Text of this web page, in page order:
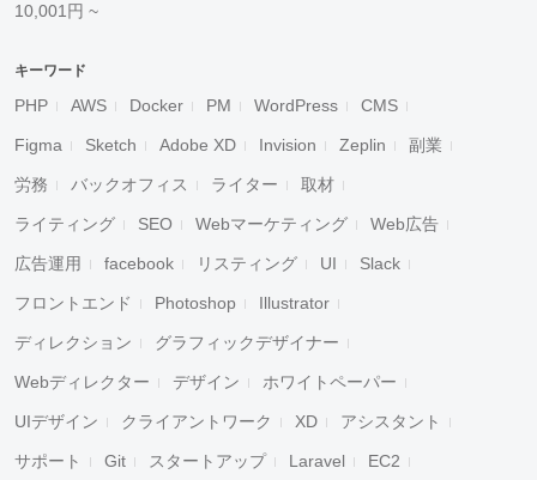
10,001円 ~
キーワード
PHP AWS Docker PM WordPress CMS
Figma Sketch Adobe XD Invision Zeplin 副業
労務 バックオフィス ライター 取材
ライティング SEO Webマーケティング Web広告
広告運用 facebook リスティング UI Slack
フロントエンド Photoshop Illustrator
ディレクション グラフィックデザイナー
Webディレクター デザイン ホワイトペーパー
UIデザイン クライアントワーク XD アシスタント
サポート Git スタートアップ Laravel EC2